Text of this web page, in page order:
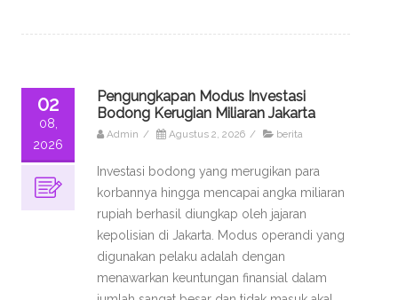
02
08,
2026
Pengungkapan Modus Investasi
Bodong Kerugian Miliaran Jakarta
Admin / Agustus 2, 2026 / berita
Investasi bodong yang merugikan para
korbannya hingga mencapai angka miliaran
rupiah berhasil diungkap oleh jajaran
kepolisian di Jakarta. Modus operandi yang
digunakan pelaku adalah dengan
menawarkan keuntungan finansial dalam